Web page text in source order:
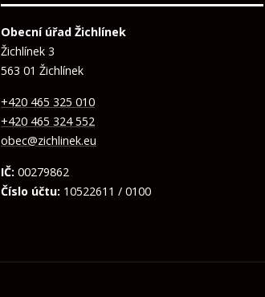
Obecní úřad Žichlínek
Žichlínek 3
563 01 Žichlínek
+420 465 325 010
+420 465 324 552
obec@zichlinek.eu
IČ: 00279862
Číslo účtu: 10522611 / 0100